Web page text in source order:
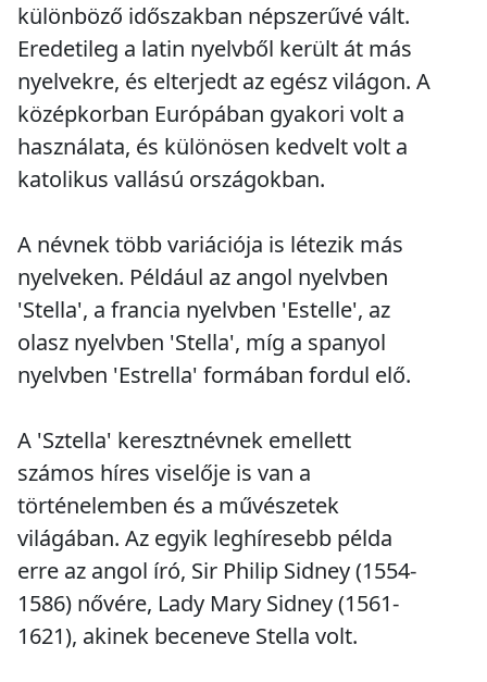
különböző időszakban népszerűvé vált.
Eredetileg a latin nyelvből került át más
nyelvekre, és elterjedt az egész világon. A
középkorban Európában gyakori volt a
használata, és különösen kedvelt volt a
katolikus vallású országokban.
A névnek több variációja is létezik más
nyelveken. Például az angol nyelvben
'Stella', a francia nyelvben 'Estelle', az
olasz nyelvben 'Stella', míg a spanyol
nyelvben 'Estrella' formában fordul elő.
A 'Sztella' keresztnévnek emellett
számos híres viselője is van a
történelemben és a művészetek
világában. Az egyik leghíresebb példa
erre az angol író, Sir Philip Sidney (1554-
1586) nővére, Lady Mary Sidney (1561-
1621), akinek beceneve Stella volt.